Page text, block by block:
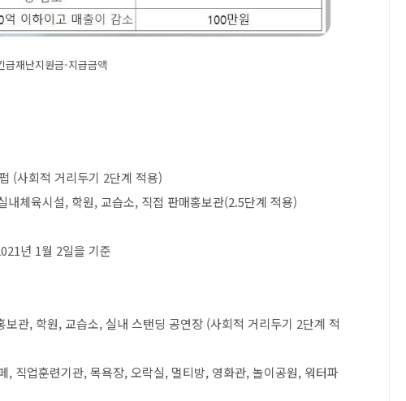
급재난지원금-지급금액
(사회적 거리두기 2단계 적용)
시설, 학원, 교습소, 직접 판매홍보관(2.5단계 적용)
년 1월 2일을 기준
관, 학원, 교습소, 실내 스탠딩 공연장 (사회적 거리두기 2단계 적
직업훈련기관, 목욕장, 오락실, 멀티방, 영화관, 놀이공원, 워터파